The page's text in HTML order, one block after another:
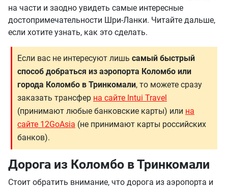
на части и заодно увидеть самые интересные
достопримечательности Шри-Ланки. Читайте дальше,
если хотите узнать, как это сделать.
Если вас не интересуют лишь самый быстрый
способ добраться из аэропорта Коломбо или
города Коломбо в Тринкомали, то можете сразу
заказать трансфер на сайте Intui Travel
(принимают любые банковские карты) или на
сайте 12GoAsia (не принимают карты российских
банков).
Дорога из Коломбо в Тринкомали
Стоит обратить внимание, что дорога из аэропорта и